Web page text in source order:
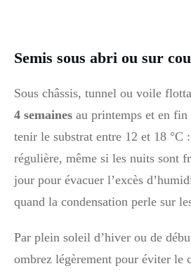
Semis sous abri ou sur
Sous châssis, tunnel ou voile
4 semaines au printemps et en fin
tenir le substrat entre 12 et 18 °C
régulière, même si les nuits sont
jour pour évacuer l’excès
quand la condensation perle sur
Par plein soleil d’hiver ou de
ombrez légèrement pour éviter le